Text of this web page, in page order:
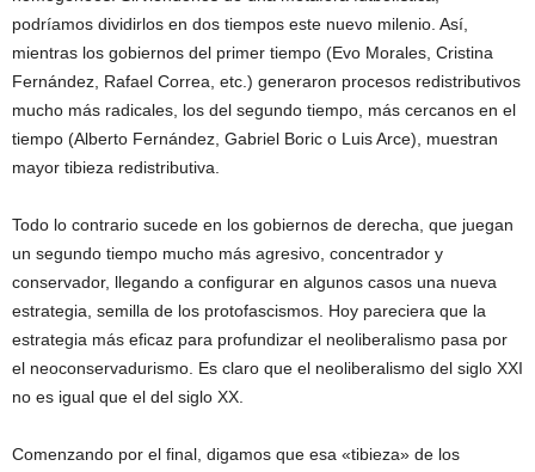
podríamos dividirlos en dos tiempos este nuevo milenio. Así,
mientras los gobiernos del primer tiempo (Evo Morales, Cristina
Fernández, Rafael Correa, etc.) generaron procesos redistributivos
mucho más radicales, los del segundo tiempo, más cercanos en el
tiempo (Alberto Fernández, Gabriel Boric o Luis Arce), muestran
mayor tibieza redistributiva.
Todo lo contrario sucede en los gobiernos de derecha, que juegan
un segundo tiempo mucho más agresivo, concentrador y
conservador, llegando a configurar en algunos casos una nueva
estrategia, semilla de los protofascismos. Hoy pareciera que la
estrategia más eficaz para profundizar el neoliberalismo pasa por
el neoconservadurismo. Es claro que el neoliberalismo del siglo XXI
no es igual que el del siglo XX.
Comenzando por el final, digamos que esa «tibieza» de los